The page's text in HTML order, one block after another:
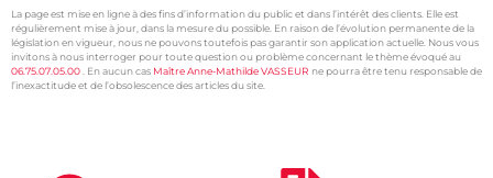
La page est mise en ligne à des fins d’information du public et dans l’intérêt des clients. Elle est
régulièrement mise à jour, dans la mesure du possible. En raison de l’évolution permanente de la
législation en vigueur, nous ne pouvons toutefois pas garantir son application actuelle. Nous vous
invitons à nous interroger pour toute question ou problème concernant le thème évoqué au
06.75.07.05.00 . En aucun cas Maître Anne-Mathilde VASSEUR ne pourra être tenu responsable de
l’inexactitude et de l’obsolescence des articles du site.